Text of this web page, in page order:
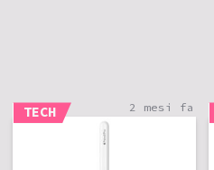
TECH 2 mesi fa